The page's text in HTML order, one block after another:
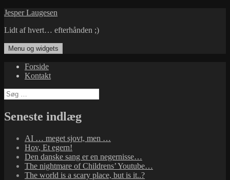
Hop
indhold
Jesper Laugesen
Lidt af hvert… efterhånden ;)
Menu og widgets
Forside
Kontakt
Søg
efter:
Seneste indlæg
AI … meget sjovt, men …
Hov, Et egern!
Den danske sang er en negernisse…
The nightmare of Childrens’ Youtube…
The world is a scary place, but is it..?